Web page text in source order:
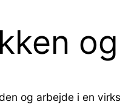
og arbejde i en